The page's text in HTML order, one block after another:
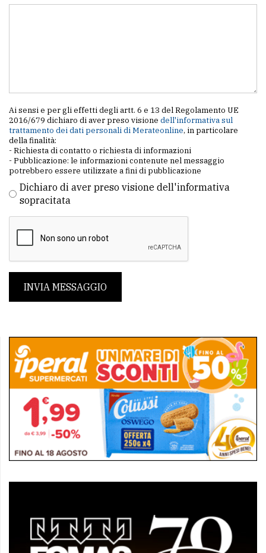
Ai sensi e per gli effetti degli artt. 6 e 13 del Regolamento UE
2016/679 dichiaro di aver preso visione dell'informativa sul
trattamento dei dati personali di Merateonline, in particolare
della finalità:
- Richiesta di contatto o richiesta di informazioni
- Pubblicazione: le informazioni contenute nel messaggio
potrebbero essere utilizzate a fini di pubblicazione
Dichiaro di aver preso visione dell'informativa
sopracitata
INVIA MESSAGGIO